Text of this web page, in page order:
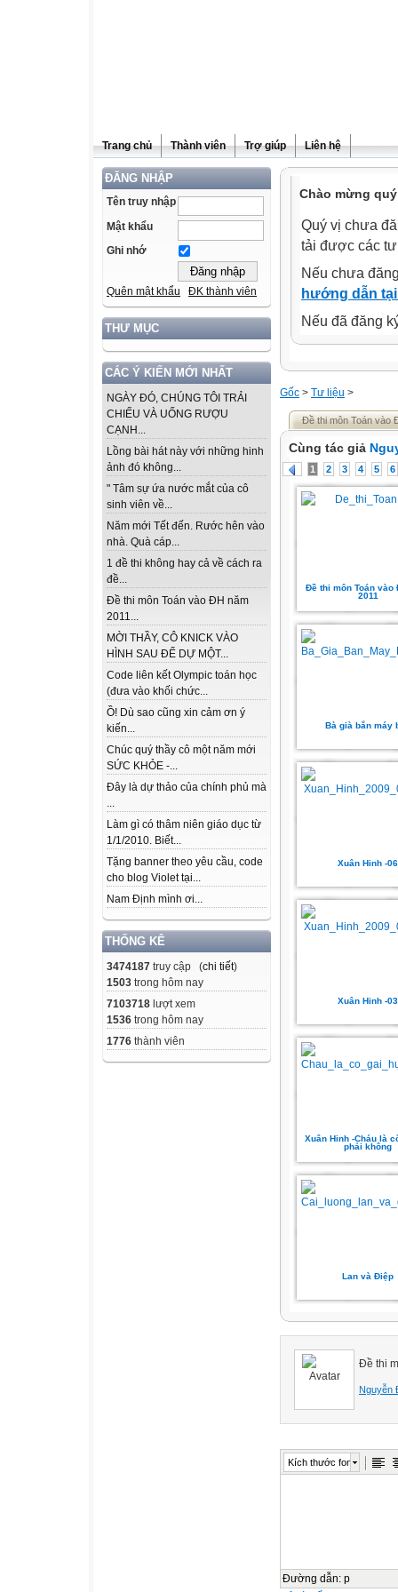
Trang chủ Thành viên Trợ giúp Liên hệ
ĐĂNG NHẬP
Tên truy nhập
Mật khẩu
Ghi nhớ
Quên mật khẩu ĐK thành viên
THƯ MỤC
CÁC Ý KIẾN MỚI NHẤT
NGÀY ĐÓ, CHÚNG TÔI TRẢI
CHIẾU VÀ UỐNG RƯỢU
CẠNH...
Lồng bài hát này với những hinh
ảnh đó không...
" Tâm sự ứa nước mắt của cô
sinh viên về...
Năm mới Tết đến. Rước hên vào
nhà. Quà cáp...
1 đề thi không hay cả về cách ra
đề...
Đề thi môn Toán vào ĐH năm
2011...
MỜI THẦY, CÔ KNICK VÀO
HÌNH SAU ĐỂ DỰ MỘT...
Code liên kết Olympic toán học
(đưa vào khối chức...
Ồ! Dù sao cũng xin cảm ơn ý
kiến...
Chúc quý thầy cô một năm mới
SỨC KHỎE -...
Đây là dự thảo của chính phủ mà
...
Làm gì có thâm niên giáo dục từ
1/1/2010. Biết...
Tặng banner theo yêu cầu, code
cho blog Violet tại...
Nam Định mình ơi...
THỐNG KÊ
3474187 truy cập (chi tiết)
1503 trong hôm nay
7103718 lượt xem
1536 trong hôm nay
1776 thành viên
Chào mừng
Quý vị chưa
tải được các
Nếu chưa
hướng dẫn
Nếu đã đăng
Gốc > Tư liệu >
Đề thi môn Toán vào
Cùng tác giả
1 2 3 4 5 6
Đề thi môn Toán vào
2011
Bà già bắn máy
Xuân Hinh -06
Xuân Hinh -03
Xuân Hinh -Cháu là
phải không
Lan và Điệp
Đề thi
Nguyễn
Kích thước font
Đường dẫn: p